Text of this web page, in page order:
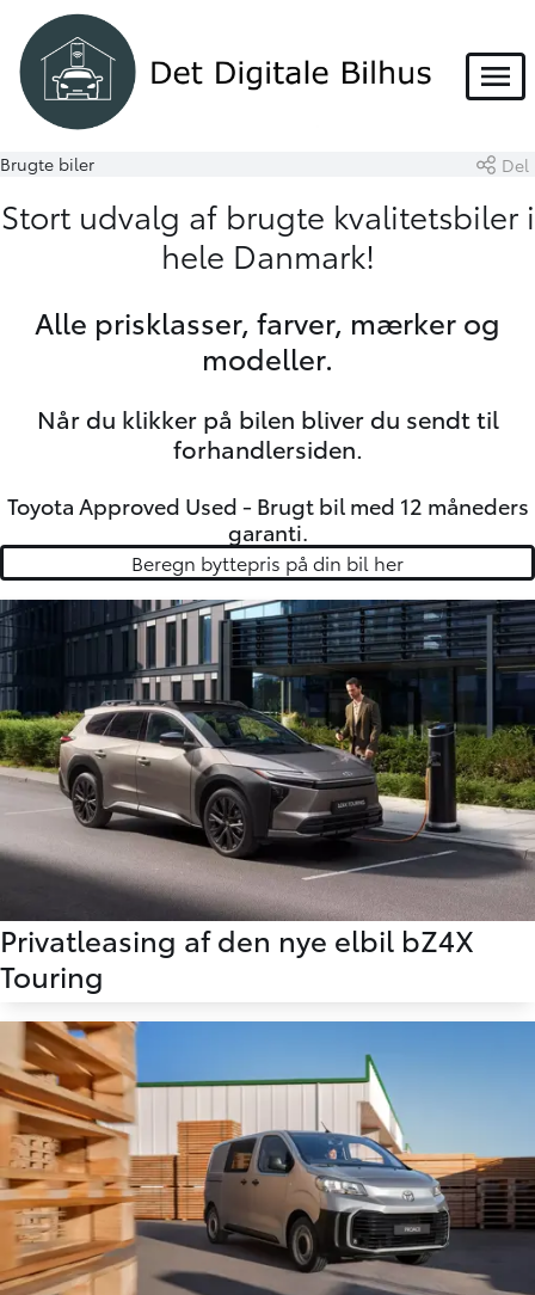
Menu
Brugte biler Del
Stort udvalg af brugte kvalitetsbiler i
hele Danmark!
Alle prisklasser, farver, mærker og
modeller.
Når du klikker på bilen bliver du sendt til
forhandlersiden.
Toyota Approved Used - Brugt bil med 12 måneders
garanti.​
Beregn byttepris på din bil her
Privatleasing af den nye elbil bZ4X
Touring